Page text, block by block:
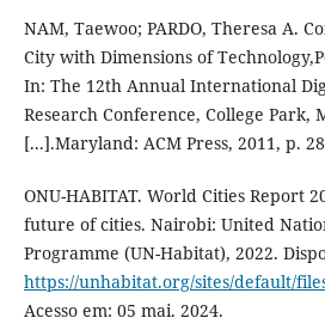
NAM, Taewoo; PARDO, Theresa A.
City with Dimensions of
In: The 12th Annual International
Research Conference, College Park,
[...].Maryland: ACM Press, 2011, p.
ONU-HABITAT. World Cities Report
future of cities. Nairobi: United
Programme (UN-Habitat), 2022.
https://unhabitat.org/sites/default/
Acesso em: 05 mai. 2024.